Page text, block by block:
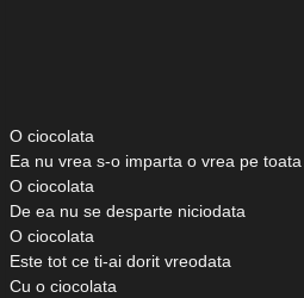
O ciocolata
Ea nu vrea s-o imparta o vrea pe toata
O ciocolata
De ea nu se desparte niciodata
O ciocolata
Este tot ce ti-ai dorit vreodata
Cu o ciocolata